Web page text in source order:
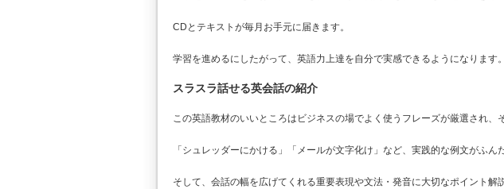
CDとテキストが毎月お手元に届きます。
学習を進めるにしたがって、英語力上達を自分で実感できるようになります。
スラスラ話せる英会話の紹介
この英語教材のいいところはビジネスの場でよく使うフレーズが厳選され、
「シュレッダーにかける」「メールが文字化け」など、実践的な例文がふん
そして、会話の幅を広げてくれる重要表現や文法・発音に大切なポイント解